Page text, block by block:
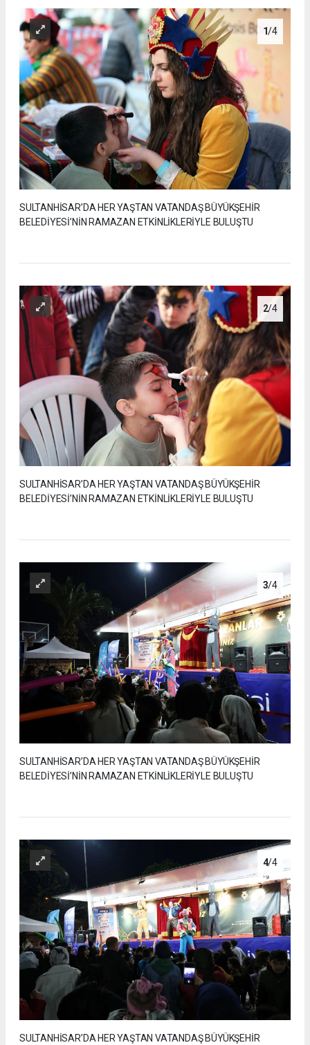
1/4
SULTANHİSAR’DA HER YAŞTAN VATANDAŞ BÜYÜKŞEHİR
BELEDİYESİ’NİN RAMAZAN ETKİNLİKLERİYLE BULUŞTU
2/4
SULTANHİSAR’DA HER YAŞTAN VATANDAŞ BÜYÜKŞEHİR
BELEDİYESİ’NİN RAMAZAN ETKİNLİKLERİYLE BULUŞTU
3/4
SULTANHİSAR’DA HER YAŞTAN VATANDAŞ BÜYÜKŞEHİR
BELEDİYESİ’NİN RAMAZAN ETKİNLİKLERİYLE BULUŞTU
4/4
SULTANHİSAR’DA HER YAŞTAN VATANDAŞ BÜYÜKŞEHİR